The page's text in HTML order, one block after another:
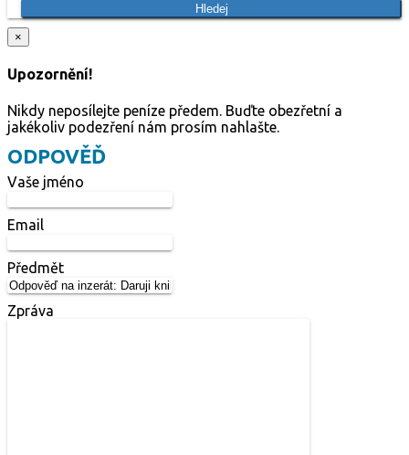
Hledej
×
Upozornění!
Nikdy neposílejte peníze předem. Buďte obezřetní a
jakékoliv podezření nám prosím nahlašte.
ODPOVĚĎ
Vaše jméno
Email
Předmět
Zpráva